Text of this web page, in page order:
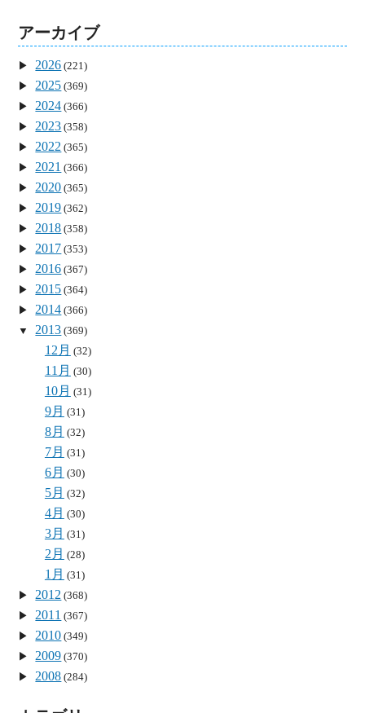
アーカイブ
2026 (221)
2025 (369)
2024 (366)
2023 (358)
2022 (365)
2021 (366)
2020 (365)
2019 (362)
2018 (358)
2017 (353)
2016 (367)
2015 (364)
2014 (366)
2013 (369)
12月 (32)
11月 (30)
10月 (31)
9月 (31)
8月 (32)
7月 (31)
6月 (30)
5月 (32)
4月 (30)
3月 (31)
2月 (28)
1月 (31)
2012 (368)
2011 (367)
2010 (349)
2009 (370)
2008 (284)